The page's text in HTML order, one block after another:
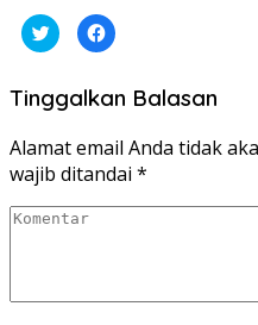
Klik
untuk
berbagi
Twitter(Membuka
di
jendela
baru)
Klik
untuk
Facebook(Membuka
di
baru)
Tinggalkan Balasan
Alamat email Anda tidak
wajib ditandai *